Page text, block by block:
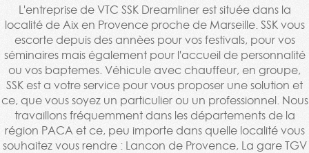
L'entreprise de VTC SSK Dreamliner est située dans la
localité de Aix en Provence proche de Marseille. SSK vous
escorte depuis des annèes pour vos festivals, pour vos
séminaires mais également pour l'accueil de personnalité
ou vos baptemes. Véhicule avec chauffeur, en groupe,
SSK est a votre service pour vous proposer une solution et
ce, que vous soyez un particulier ou un professionnel. Nous
travaillons fréquemment dans les départements de la
région PACA et ce, peu importe dans quelle localité vous
souhaitez vous rendre : Lancon de Provence, La gare TGV